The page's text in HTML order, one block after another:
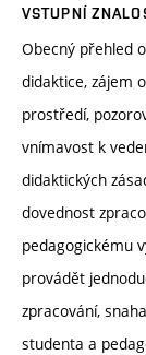
VSTUPNÍ
Obecný přehled
didaktice, zájem
prostředí,
vnímavost k
didaktických
dovednost
pedagogickému
provádět
zpracování,
studenta a